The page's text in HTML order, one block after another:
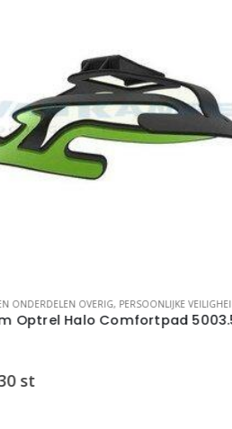
OVERIG,PERSOONLIJKE VEILIGHEID
Halo Comfortpad 5003.530